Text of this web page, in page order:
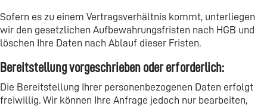
Sofern es zu einem Vertragsverhältnis kommt, unterliegen
wir den gesetzlichen Aufbewahrungsfristen nach HGB und
löschen Ihre Daten nach Ablauf dieser Fristen.
Bereitstellung vorgeschrieben oder erforderlich:
Die Bereitstellung Ihrer personenbezogenen Daten erfolgt
freiwillig. Wir können Ihre Anfrage jedoch nur bearbeiten,